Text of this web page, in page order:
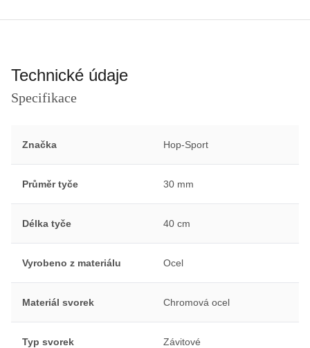
Technické údaje
Specifikace
Značka Hop-Sport
Průměr tyče 30 mm
Délka tyče 40 cm
Vyrobeno z materiálu Ocel
Materiál svorek Chromová ocel
Typ svorek Závitové